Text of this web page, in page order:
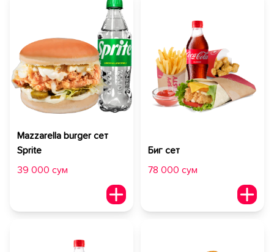
Mazzarella burger сет
Sprite
39 000 сум
Биг сет
78 000 сум